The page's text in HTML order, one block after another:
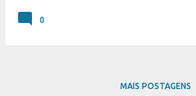
0
MAIS POSTAGENS